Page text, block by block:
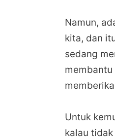
Namun,
kita, dan
sedang
Untuk
kalau